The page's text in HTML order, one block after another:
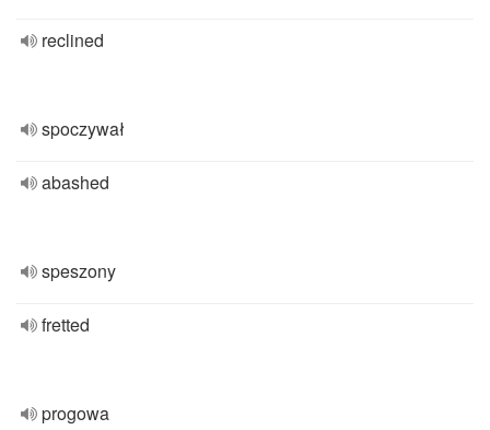
reclined
spoczywał
abashed
speszony
fretted
progowa